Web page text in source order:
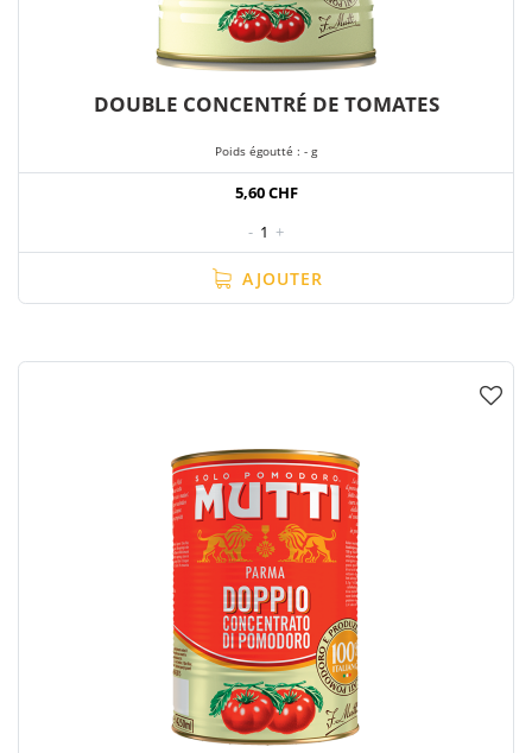
DOUBLE CONCENTRÉ DE TOMATES
Poids égoutté : - g
5,60 CHF
- 1 +
AJOUTER